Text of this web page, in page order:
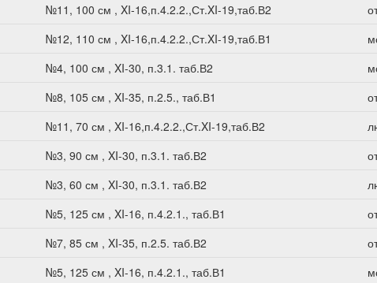
№11, 100 см , XI-16,п.4.2.2.,Ст.XI-19,таб.В2
№12, 110 см , XI-16,п.4.2.2.,Ст.XI-19,таб.В1
№4, 100 см , XI-30, п.3.1. таб.В2
№8, 105 см , XI-35, п.2.5., таб.В1
№11, 70 см , XI-16,п.4.2.2.,Ст.XI-19,таб.В2
№3, 90 см , XI-30, п.3.1. таб.В2
№3, 60 см , XI-30, п.3.1. таб.В2
№5, 125 см , XI-16, п.4.2.1., таб.В1
№7, 85 см , XI-35, п.2.5. таб.В2
№5, 125 см , XI-16, п.4.2.1., таб.В1